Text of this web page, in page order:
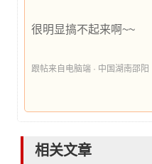
很明显搞不起来啊~~
跟帖来自电脑端 · 中国湖南邵阳
相关文章